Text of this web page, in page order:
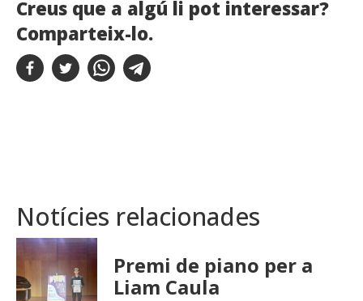
Creus que a algú li pot interessar?
Comparteix-lo.
Notícies relacionades
Premi de piano per a
Liam Caula